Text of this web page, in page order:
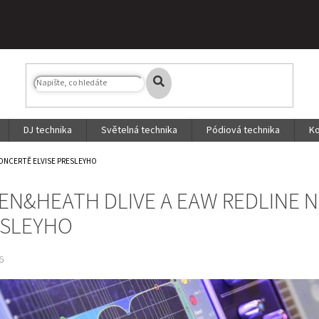
DJ technika Světelná technika Pódiová technika
ELVISE PRESLEYHO
DLIVE A EAW REDLINE